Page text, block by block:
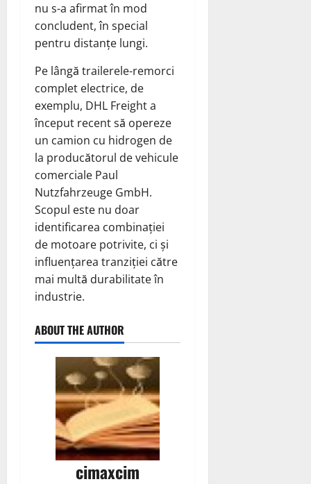
nu s-a afirmat în mod
concludent, în special
pentru distanțe lungi.
Pe lângă trailerele-remorci
complet electrice, de
exemplu, DHL Freight a
început recent să opereze
un camion cu hidrogen de
la producătorul de vehicule
comerciale Paul
Nutzfahrzeuge GmbH.
Scopul este nu doar
identificarea combinației
de motoare potrivite, ci și
influențarea tranziției către
mai multă durabilitate în
industrie.
ABOUT THE AUTHOR
cimaxcim